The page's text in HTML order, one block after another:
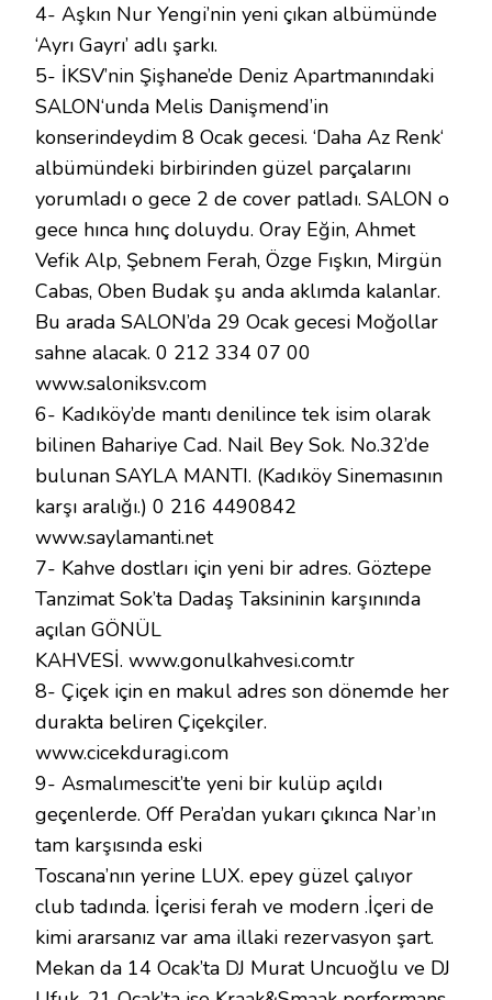
4- Aşkın Nur Yengi’nin yeni çıkan albümünde
‘Ayrı Gayrı’ adlı şarkı.
5- İKSV’nin Şişhane’de Deniz Apartmanındaki
SALON‘unda Melis Danişmend’in
konserindeydim 8 Ocak gecesi. ‘Daha Az Renk‘
albümündeki birbirinden güzel parçalarını
yorumladı o gece 2 de cover patladı. SALON o
gece hınca hınç doluydu. Oray Eğin, Ahmet
Vefik Alp, Şebnem Ferah, Özge Fışkın, Mirgün
Cabas, Oben Budak şu anda aklımda kalanlar.
Bu arada SALON’da 29 Ocak gecesi Moğollar
sahne alacak. 0 212 334 07 00
www.saloniksv.com
6- Kadıköy’de mantı denilince tek isim olarak
bilinen Bahariye Cad. Nail Bey Sok. No.32’de
bulunan SAYLA MANTI. (Kadıköy Sinemasının
karşı aralığı.) 0 216 4490842
www.saylamanti.net
7- Kahve dostları için yeni bir adres. Göztepe
Tanzimat Sok’ta Dadaş Taksininin karşınında
açılan GÖNÜL
KAHVESİ. www.gonulkahvesi.com.tr
8- Çiçek için en makul adres son dönemde her
durakta beliren Çiçekçiler.
www.cicekduragi.com
9- Asmalımescit’te yeni bir kulüp açıldı
geçenlerde. Off Pera’dan yukarı çıkınca Nar’ın
tam karşısında eski
Toscana’nın yerine LUX. epey güzel çalıyor
club tadında. İçerisi ferah ve modern .İçeri de
kimi ararsanız var ama illaki rezervasyon şart.
Mekan da 14 Ocak’ta DJ Murat Uncuoğlu ve DJ